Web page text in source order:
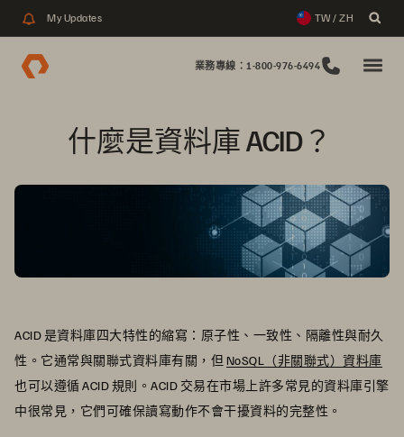
My Updates TW / ZH
業務專線：1-800-976-6494
什麼是資料庫 ACID？
ACID 是資料庫四大特性的縮寫：原子性、一致性、隔離性與耐久
性。它通常與關聯式資料庫有關，但 NoSQL（非關聯式）資料庫
也可以遵循 ACID 規則。ACID 交易在市場上許多常見的資料庫引擎
中很常見，它們可確保讀寫動作不會干擾資料的完整性。